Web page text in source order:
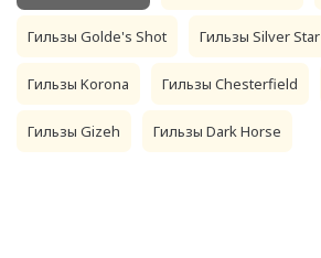
Гильзы Golde's Shot Гильзы Silver Star
Гильзы Korona Гильзы Chesterfield
Гильзы Gizeh Гильзы Dark Horse